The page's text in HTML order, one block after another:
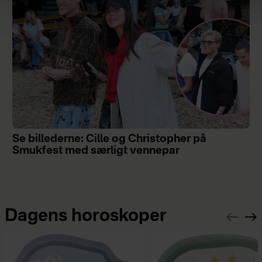
Se billederne: Cille og Christopher på
Smukfest med særligt vennepar
Dagens horoskoper